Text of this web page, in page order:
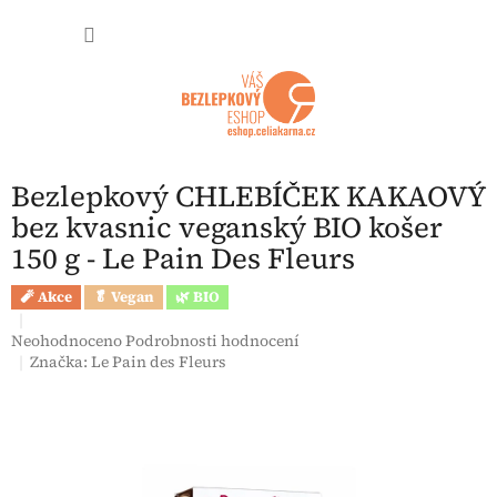
Bezlepkový CHLEBÍČEK KAKAOVÝ
bez kvasnic veganský BIO košer
150 g - Le Pain Des Fleurs
🧨 Akce 🥬 Vegan 🌿 BIO
Průměrné hodnocení produktu je 0,0 z 5 hvězdiček.
NeohodnocenoPodrobnosti hodnocení
Značka:Le Pain des Fleurs